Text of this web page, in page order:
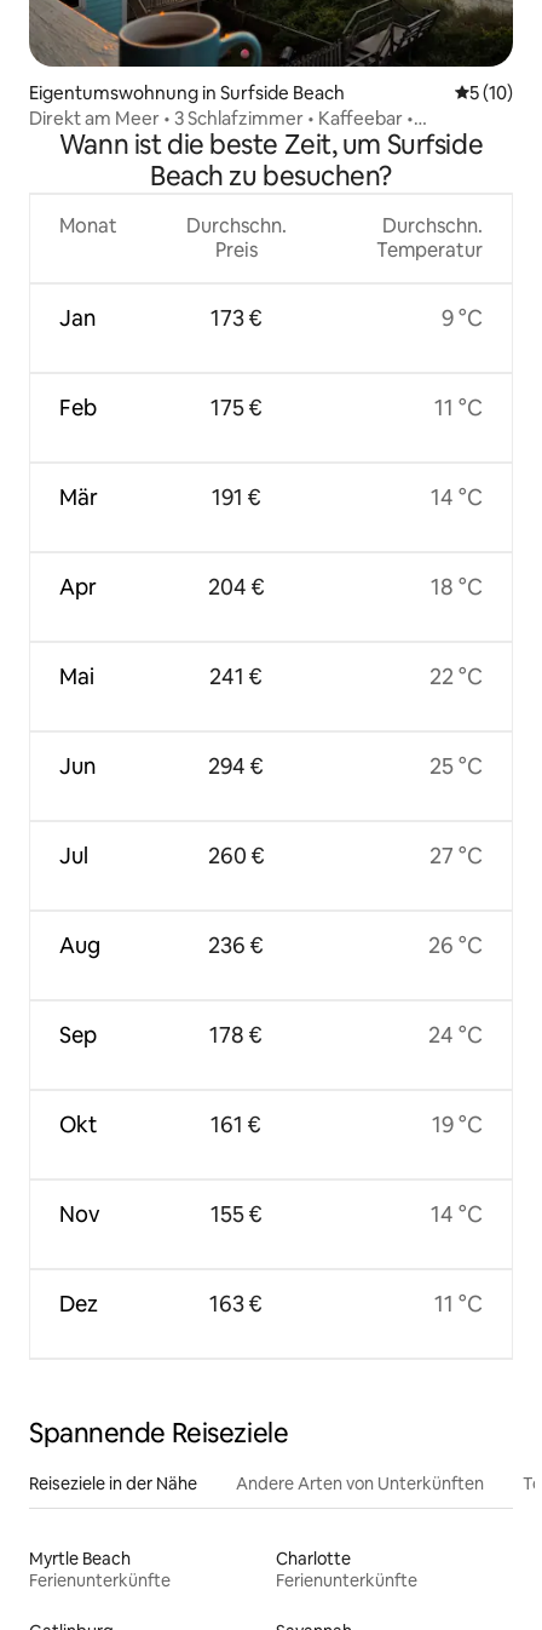
Eigentumswohnung in Surfside Beach
5 (10)
Direkt am Meer • 3 Schlafzimmer • Kaffeebar •
Strandausrüstung
Wann ist die beste Zeit, um Surfside
Beach zu besuchen?
Monat
Jan
Feb
Mär
Apr
Mai
Jun
Jul
Aug
Sep
Okt
Nov
Dez
Durchschn.
Preis
173 €
175 €
191 €
204 €
241 €
294 €
260 €
236 €
178 €
161 €
155 €
163 €
Durchschn.
Temperatur
9 °C
11 °C
14 °C
18 °C
22 °C
25 °C
27 °C
26 °C
24 °C
19 °C
14 °C
11 °C
Spannende Reiseziele
Reiseziele in der Nähe Andere Arten von Unterkünften
Myrtle Beach
Ferienunterkünfte
Charlotte
Ferienunterkünfte